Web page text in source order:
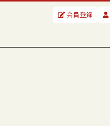
会員登録